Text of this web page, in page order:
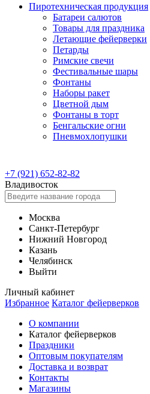
Пиротехническая продукция
Батареи салютов
Товары для праздника
Летающие фейерверки
Петарды
Римские свечи
Фестивальные шары
Фонтаны
Наборы ракет
Цветной дым
Фонтаны в торт
Бенгальские огни
Пневмохлопушки
+7 (921) 652-82-82
Владивосток
Москва
Санкт-Петербург
Нижний Новгород
Казань
Челябинск
Выйти
Личный кабинет
Избранное Каталог фейерверков
О компании
Каталог фейерверков
Праздники
Оптовым покупателям
Доставка и возврат
Контакты
Магазины